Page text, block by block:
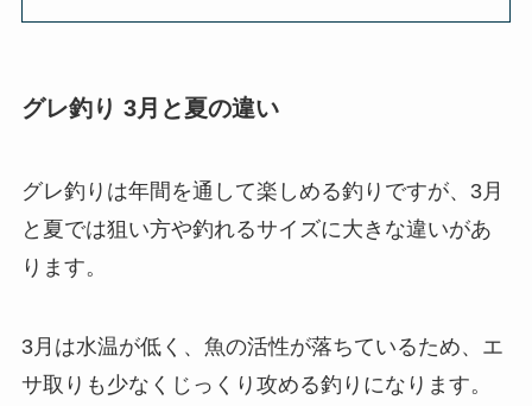
グレ釣り 3月と夏の違い
グレ釣りは年間を通して楽しめる釣りですが、3月
と夏では狙い方や釣れるサイズに大きな違いがあ
ります。
3月は水温が低く、魚の活性が落ちているため、エ
サ取りも少なくじっくり攻める釣りになります。